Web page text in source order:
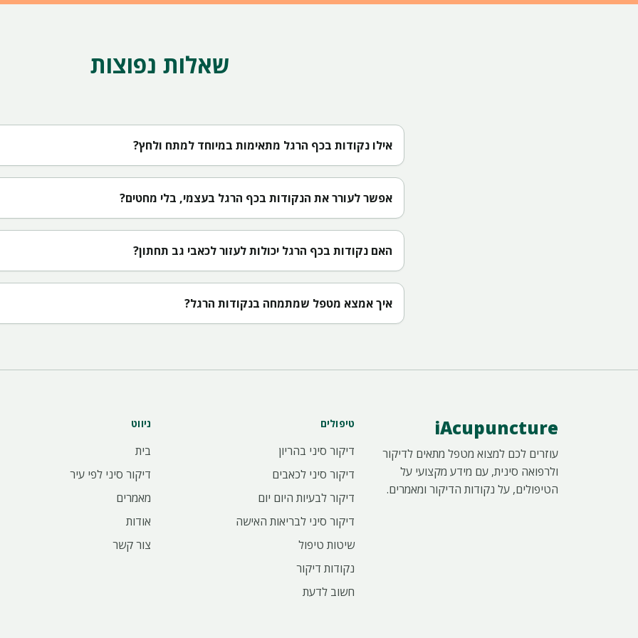
שאלות נפוצות
אילו נקודות בכף הרגל מתאימות במיוחד למתח ולחץ?
אפשר לעורר את הנקודות בכף הרגל בעצמי, בלי מחטים?
האם נקודות בכף הרגל יכולות לעזור לכאבי גב תחתון?
איך אמצא מטפל שמתמחה בנקודות הרגל?
iAcupuncture
עוזרים לכם למצוא מטפל מתאים לדיקור
ולרפואה סינית, עם מידע מקצועי על
הטיפולים, על נקודות הדיקור ומאמרים.
טיפולים
דיקור סיני בהריון
דיקור סיני לכאבים
דיקור לבעיות היום יום
דיקור סיני לבריאות האישה
שיטות טיפול
נקודות דיקור
חשוב לדעת
ניווט
בית
דיקור סיני לפי עיר
מאמרים
אודות
צור קשר